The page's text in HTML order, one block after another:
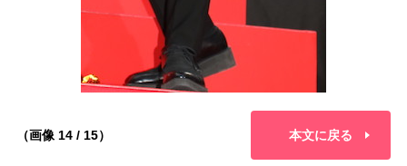
（画像 14 / 15） 本文に戻る